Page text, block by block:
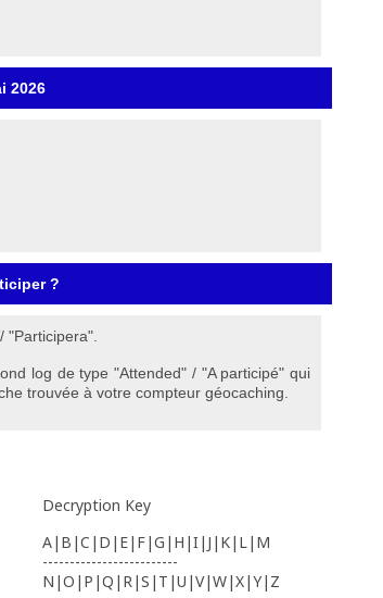
2026
?
"Participera".
log de type "Attended" / "A participé" qui
trouvée à votre compteur géocaching.
Decryption Key
A|B|C|D|E|F|G|H|I|J|K|L|M
-------------------------
N|O|P|Q|R|S|T|U|V|W|X|Y|Z